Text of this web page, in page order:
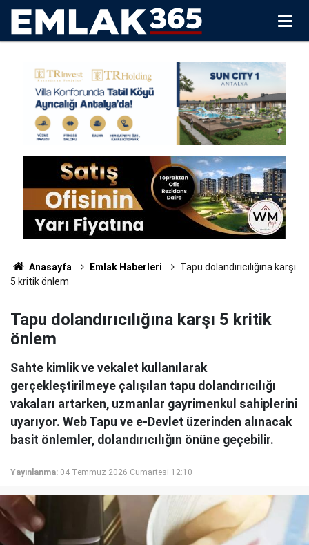
Anasayfa Emlak Haberleri
Tapu dolandırıcılığına karşı
5 kritik önlem
Tapu dolandırıcılığına karşı 5 kritik
önlem
Sahte kimlik ve vekalet kullanılarak
gerçekleştirilmeye çalışılan tapu dolandırıcılığı
vakaları artarken, uzmanlar gayrimenkul sahiplerini
uyarıyor. Web Tapu ve e-Devlet üzerinden alınacak
basit önlemler, dolandırıcılığın önüne geçebilir.
Yayınlanma: 04 Temmuz 2026 Cumartesi 12:10